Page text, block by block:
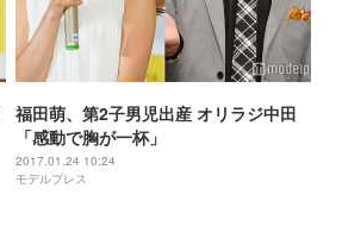
福田萌、第2子男児出産 オリラジ中田
「感動で胸が一杯」
2017.01.24 10:24
モデルプレス